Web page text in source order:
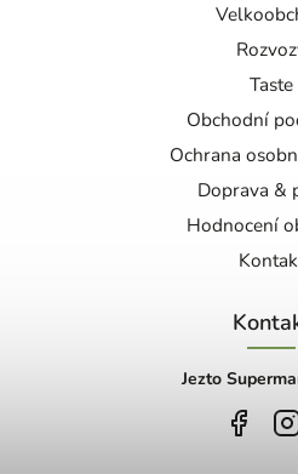
Taste
Obchodní
Ochrana
Doprava &
Hodnocení
Jezto